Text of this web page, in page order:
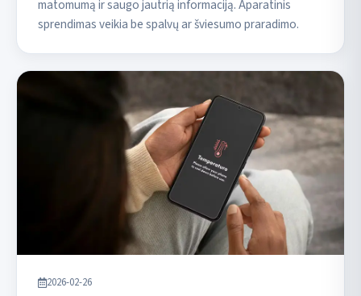
matomumą ir saugo jautrią informaciją. Aparatinis
sprendimas veikia be spalvų ar šviesumo praradimo.
2026-02-26